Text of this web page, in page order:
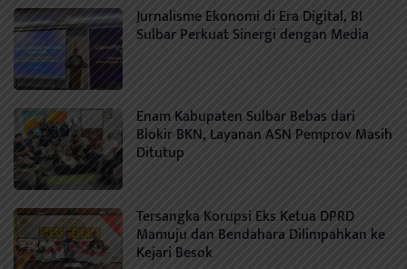
Jurnalisme Ekonomi di Era Digital, BI
Sulbar Perkuat Sinergi dengan Media
Enam Kabupaten Sulbar Bebas dari
Blokir BKN, Layanan ASN Pemprov Masih
Ditutup
Tersangka Korupsi Eks Ketua DPRD
Mamuju dan Bendahara Dilimpahkan ke
Kejari Besok